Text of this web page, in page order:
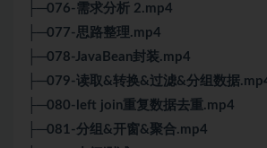
├─076-需求分析 2.mp4
├─077-思路整理.mp4
├─078-JavaBean封装.mp4
├─079-读取&转换&过滤&分组数据
├─080-left join重复数据去重.mp4
├─081-分组&开窗&聚合.mp4